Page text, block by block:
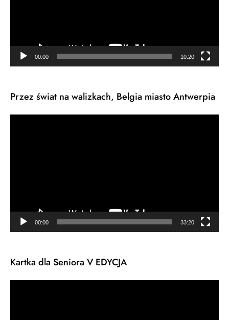
00:00 10:20
Przez świat na walizkach, Belgia miasto Antwerpia
00:00 33:20
Kartka dla Seniora V EDYCJA